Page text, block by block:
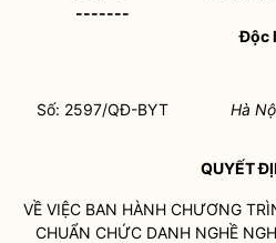
-------
Độc
Số: 2597/QĐ-BYT Hà
QUYẾT
VỀ VIỆC BAN HÀNH CHƯƠNG
CHUẨN CHỨC DANH NGHỀ